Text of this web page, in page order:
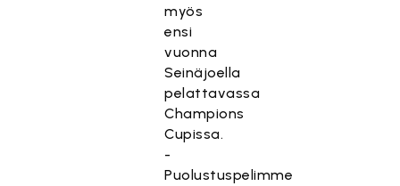
myös
ensi
vuonna
Seinäjoella
pelattavassa
Champions
Cupissa.
-
Puolustuspelimme